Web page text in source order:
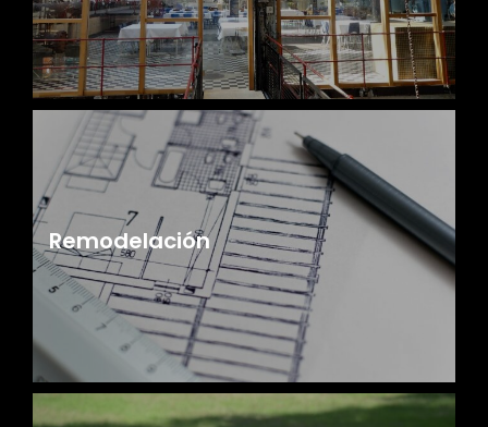
Remodelación